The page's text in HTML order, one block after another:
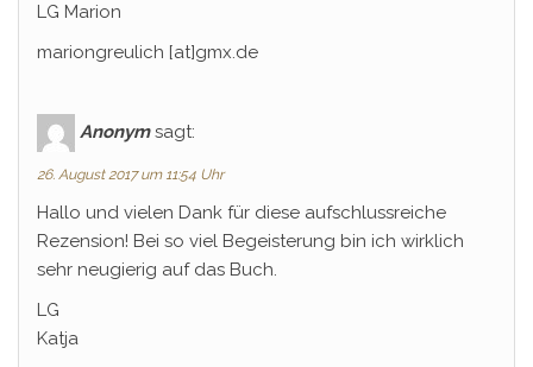
LG Marion
mariongreulich [at]gmx.de
Anonym sagt:
26. August 2017 um 11:54 Uhr
Hallo und vielen Dank für diese aufschlussreiche
Rezension! Bei so viel Begeisterung bin ich wirklich
sehr neugierig auf das Buch.
LG
Katja